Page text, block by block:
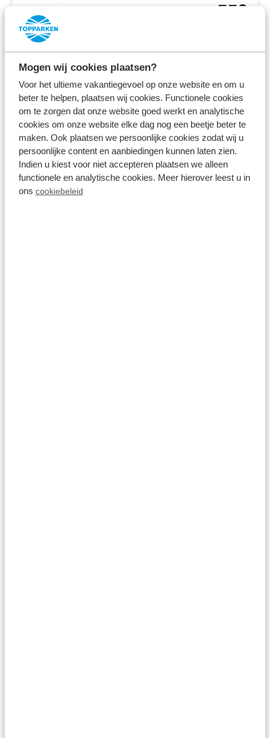
Mogen wij cookies plaatsen?
Voor het ultieme vakantiegevoel op onze website en om u
beter te helpen, plaatsen wij cookies. Functionele cookies
om te zorgen dat onze website goed werkt en analytische
cookies om onze website elke dag nog een beetje beter te
maken. Ook plaatsen we persoonlijke cookies zodat wij u
persoonlijke content en aanbiedingen kunnen laten zien.
Indien u kiest voor niet accepteren plaatsen we alleen
functionele en analytische cookies. Meer hierover leest u in
ons cookiebeleid
552
Bekijk accommodaties
Bekijk vakantiepark